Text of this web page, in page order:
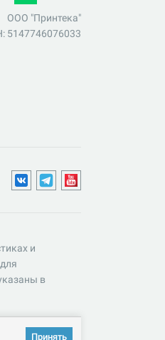
ООО "Принтека"
5147746076033
и
в
Принять